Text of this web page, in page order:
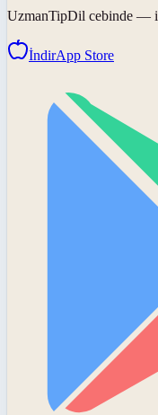
UzmanTipDil cebinde —
İndirApp Store